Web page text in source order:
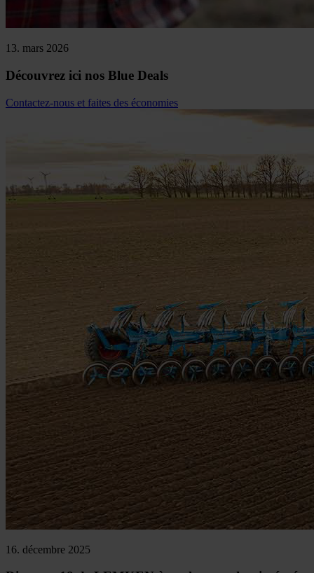
13. mars 2026
Découvrez ici nos Blue Deals
Contactez-nous et faites des économies
16. décembre 2025